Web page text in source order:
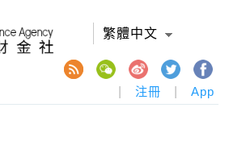
繁體中文
注冊 App